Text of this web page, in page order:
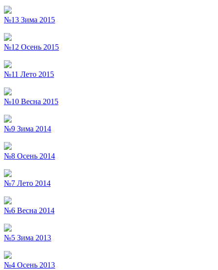
№13 Зима 2015
№12 Осень 2015
№11 Лето 2015
№10 Весна 2015
№9 Зима 2014
№8 Осень 2014
№7 Лето 2014
№6 Весна 2014
№5 Зима 2013
№4 Осень 2013